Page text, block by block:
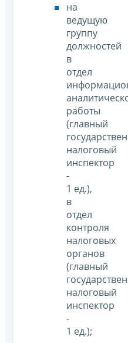
на
ведущую
группу
должностей
в
отдел
работы
(главный
налоговый
инспектор
-
1 ед.),
в
отдел
контроля
налоговых
органов
(главный
налоговый
инспектор
-
1 ед.);